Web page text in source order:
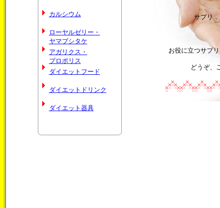
カルシウム
ローヤルゼリー・
ヤマブシタケ
アガリクス・
プロポリス
ダイエットフード
ダイエットドリンク
ダイエット器具
サプリ
お役に立つサプ
どうぞ、